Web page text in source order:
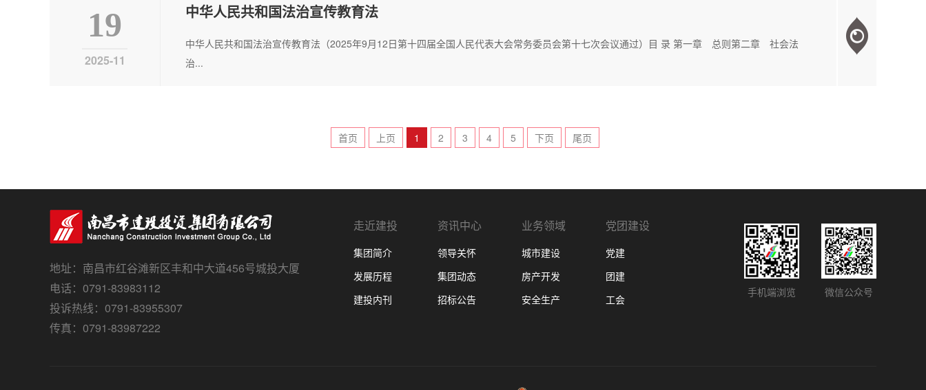
19
2025-11
中华人民共和国法治宣传教育法
中华人民共和国法治宣传教育法（2025年9月12日第十四届全国人民代表大会常务委员会第十七次会议通过）目 录 第一章 总则第二章 社会法
治...
首页 上页 1 2 3 4 5 下页 尾页
地址：南昌市红谷滩新区丰和中大道456号城投大厦
电话：0791-83983112
投诉热线：0791-83955307
传真：0791-83987222
走近建投
集团简介
发展历程
建投内刊
资讯中心
领导关怀
集团动态
招标公告
业务领域
城市建设
房产开发
安全生产
党团建设
党建
团建
工会
手机端浏览 微信公众号